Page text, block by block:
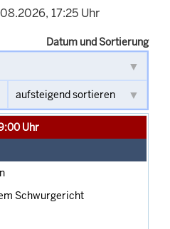
17:25 Uhr
Datum und Sortierung
Uhr
Schwurgericht